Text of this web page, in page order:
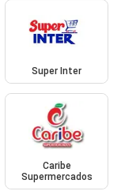
Super Inter
Caribe
Supermercados